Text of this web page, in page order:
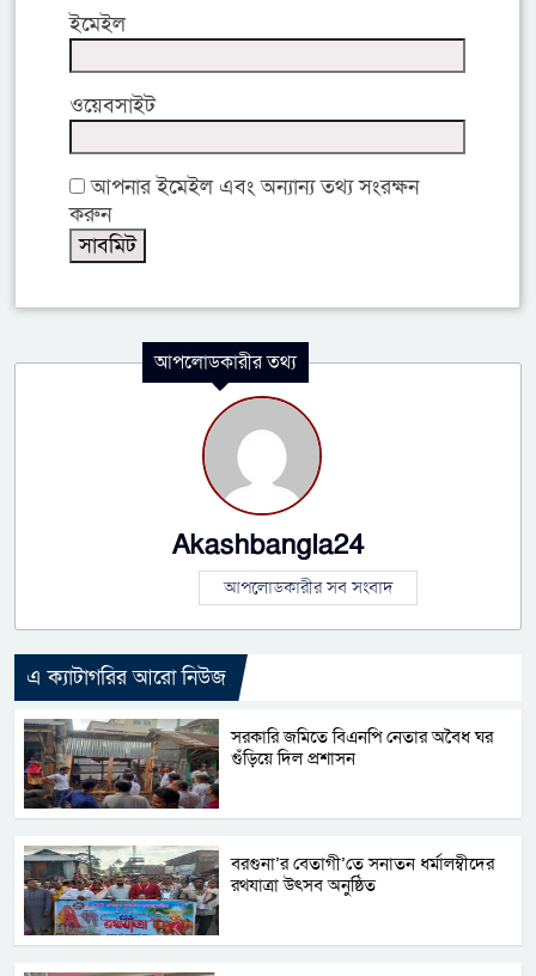
ইমেইল
ওয়েবসাইট
আপনার ইমেইল এবং অন্যান্য তথ্য সংরক্ষন
করুন
আপলোডকারীর তথ্য
Akashbangla24
আপলোডকারীর সব সংবাদ
এ ক্যাটাগরির আরো নিউজ
সরকারি জমিতে বিএনপি নেতার অবৈধ ঘর
গুঁড়িয়ে দিল প্রশাসন
বরগুনা’র বেতাগী’তে সনাতন ধর্মালম্বীদের
রথযাত্রা উৎসব অনুষ্ঠিত